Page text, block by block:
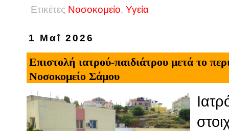
Ετικέτες Νοσοκομείο, Υγεία
1 Μαΐ 2026
Επιστολή ιατρού-παιδιάτρου μετά το
Νοσοκομείο Σάμου